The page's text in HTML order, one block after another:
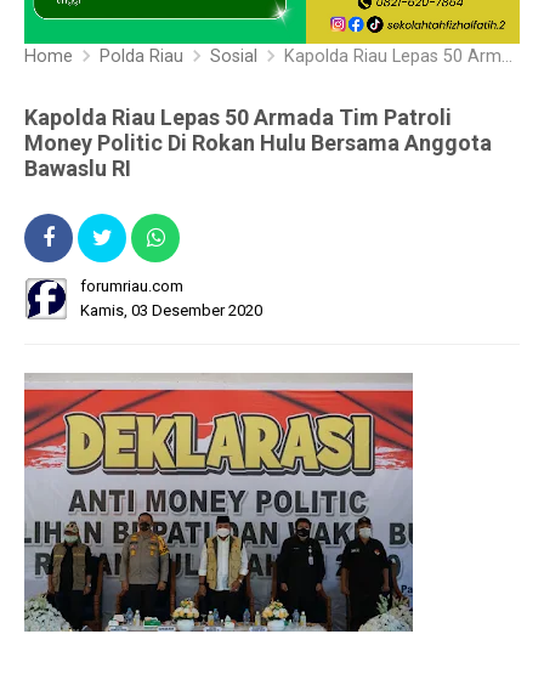
Home Polda Riau Sosial Kapolda Riau Lepas 50 Armada Tim Patroli Money Politic Di Rokan Hulu Bersama Anggota Bawaslu RI
Kapolda Riau Lepas 50 Armada Tim Patroli
Money Politic Di Rokan Hulu Bersama Anggota
Bawaslu RI
forumriau.com
Kamis, 03 Desember 2020